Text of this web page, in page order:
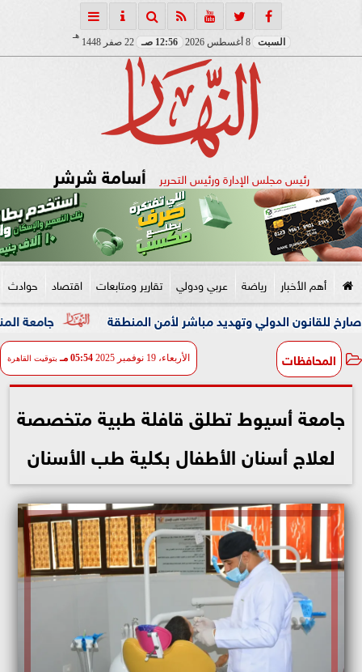
السبت 8 أغسطس 2026 12:56 صـ 22 صفر 1448
هـ
رئيس مجلس الإدارة ورئيس التحرير أسامة شرشر
أهم الأخبار رياضة عربي ودولي تقارير ومتابعات اقتصاد حوادث
جامعة المنصورة الدولي وتهديد مباشر لأمن المنطقة
المحافظات الأربعاء، 19 نوفمبر 2025 05:54 مـ بتوقيت القاهرة
جامعة أسيوط تطلق قافلة طبية متخصصة
لعلاج أسنان الأطفال بكلية طب الأسنان